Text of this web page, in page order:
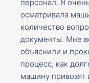
персонал. Я
осматривала
количество
документы. Мне
объяснили и
процесс, как
машину привозят